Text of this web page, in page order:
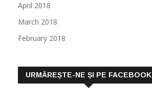
April 2018
March 2018
February 2018
URMĂREȘTE-NE ȘI PE FACEBOOK